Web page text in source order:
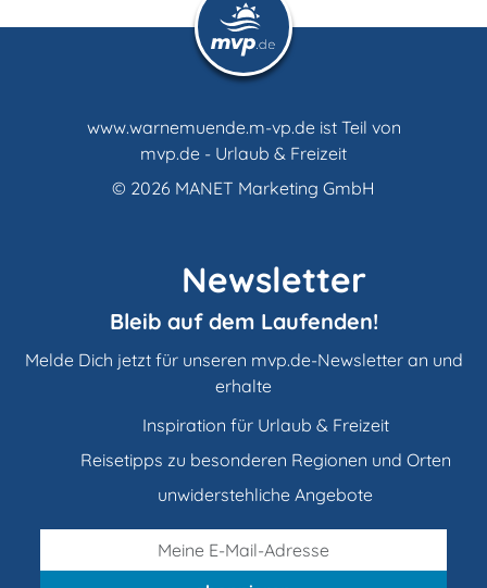
www.warnemuende.m-vp.de ist Teil von
mvp.de - Urlaub & Freizeit
© 2026 MANET Marketing GmbH
Newsletter
Bleib auf dem Laufenden!
Melde Dich jetzt für unseren mvp.de-Newsletter an und
erhalte
Inspiration für Urlaub & Freizeit
Reisetipps zu besonderen Regionen und Orten
unwiderstehliche Angebote